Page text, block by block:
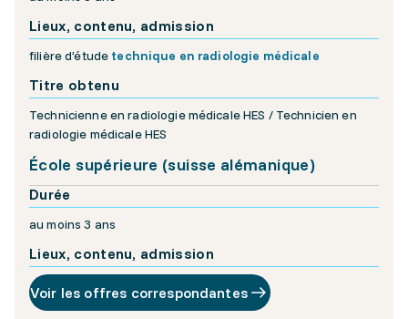
Lieux, contenu, admission
filière d’étude technique en radiologie médicale
Titre obtenu
Technicienne en radiologie médicale HES / Technicien en
radiologie médicale HES
École supérieure (suisse alémanique)
Durée
au moins 3 ans
Lieux, contenu, admission
Voir les offres correspondantes